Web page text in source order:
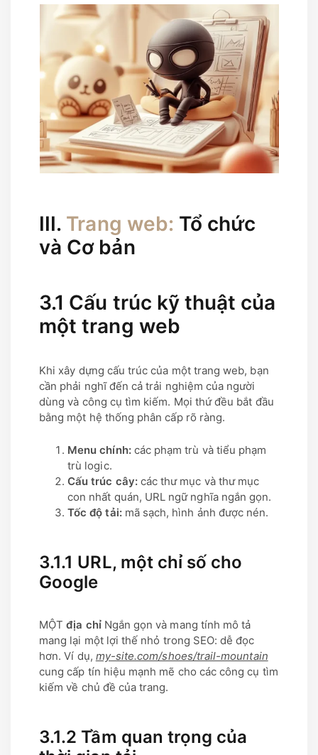
III. Trang web: Tổ chức
và Cơ bản
3.1 Cấu trúc kỹ thuật của
một trang web
Khi xây dựng cấu trúc của một trang web, bạn
cần phải nghĩ đến cả trải nghiệm của người
dùng và công cụ tìm kiếm. Mọi thứ đều bắt đầu
bằng một hệ thống phân cấp rõ ràng.
Menu chính:các phạm trù và tiểu phạm
trù logic.
Cấu trúc cây:các thư mục và thư mục
con nhất quán, URL ngữ nghĩa ngắn gọn.
Tốc độ tải:mã sạch, hình ảnh được nén.
3.1.1 URL, một chỉ số cho
Google
MỘTđịa chỉNgắn gọn và mang tính mô tả
mang lại một lợi thế nhỏ trong SEO: dễ đọc
hơn. Ví dụ, my-site.com/shoes/trail-mountain
cung cấp tín hiệu mạnh mẽ cho các công cụ tìm
kiếm về chủ đề của trang.
3.1.2 Tầm quan trọng của